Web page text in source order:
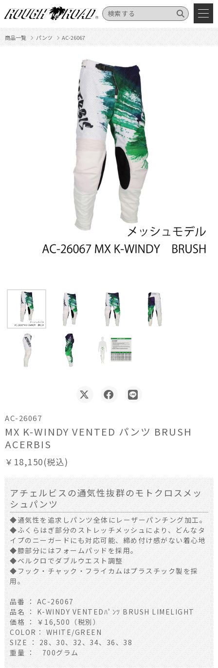
商品一覧 パンツ AC-26067
AC-26067
MX K-WINDY VENTED パンツ BRUSH
ACERBIS
￥18,150(税込)
アチェルビスの通気性抜群のモトクロスメッ
シュパンツ
◆通気性を追求しパンツ全体にレーザーパンチング加工。
◆ふくらはぎ部分のストレッチメッシュにより、どんなタ
イプのニーガードにも対応可能、締め付け感がない着心地
◆膝部分にはフォームパッドを採用。
◆ベルクロでダブルウエスト調整
◆フック・チャック・フライカムはプラスチック製を採
用。
品番 ： AC-26067
品名 ： K-WINDY VENTEDﾊﾟﾝﾂ BRUSH LIMELIGHT
価格 ： ￥16,500（税別）
COLOR： WHITE/GREEN
SIZE ： 28、30、32、34、36、38
重量 ： 700グラム